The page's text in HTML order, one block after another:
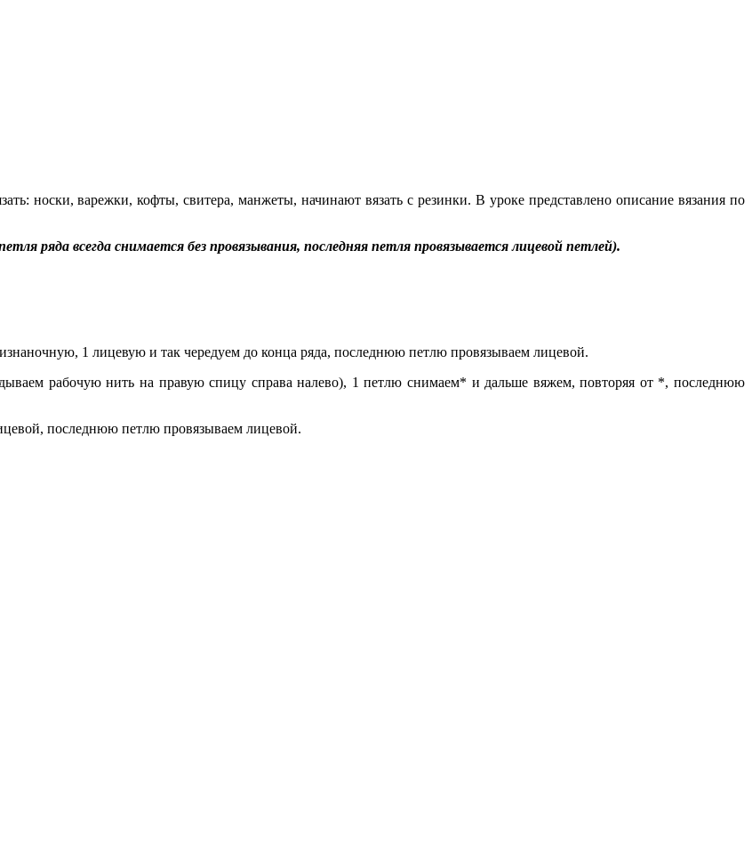
носки, варежки, кофты, свитера, манжеты, начинают вязать с резинки. В уроке представлено описание вязания по
ряда всегда снимается без провязывания, последняя петля провязывается лицевой петлей).
1 лицевую и так чередуем до конца ряда, последнюю петлю провязываем лицевой.
рабочую нить на правую спицу справа налево), 1 петлю снимаем* и дальше вяжем, повторяя от *, последнюю
последнюю петлю провязываем лицевой.